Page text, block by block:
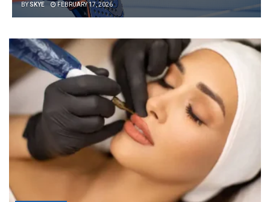
BYSKYE FEBRUARY 17, 2026